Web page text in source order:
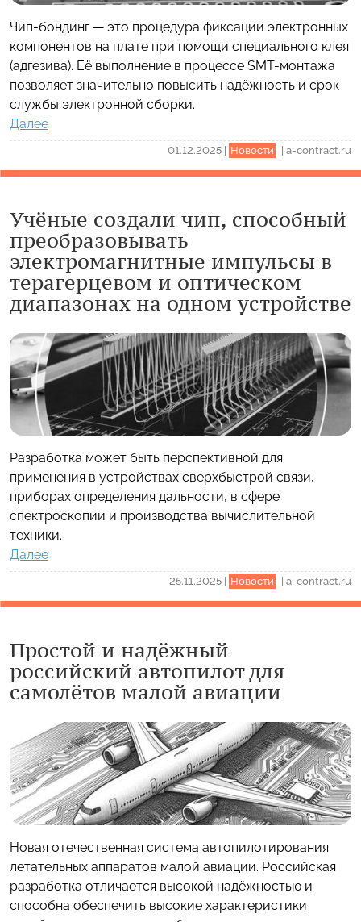
Чип-бондинг — это процедура фиксации электронных
компонентов на плате при помощи специального клея
(адгезива). Её выполнение в процессе SMT-монтажа
позволяет значительно повысить надёжность и срок
службы электронной сборки.
Далее
01.12.2025 Новости a-contract.ru
Учёные создали чип, способный
преобразовывать
электромагнитные импульсы в
терагерцевом и оптическом
диапазонах на одном устройстве
Разработка может быть перспективной для
применения в устройствах сверхбыстрой связи,
приборах определения дальности, в сфере
спектроскопии и производства вычислительной
техники.
Далее
25.11.2025 Новости a-contract.ru
Простой и надёжный
российский автопилот для
самолётов малой авиации
Новая отечественная система автопилотирования
летательных аппаратов малой авиации. Российская
разработка отличается высокой надёжностью и
способна обеспечить высокие характеристики